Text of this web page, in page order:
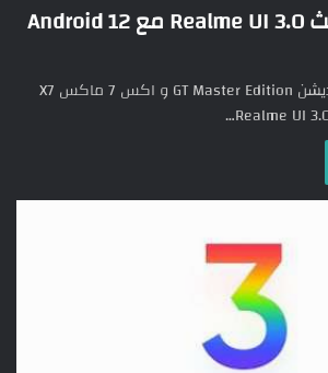
ريلمي تجلب تحديث Realme UI 3.0 مع Android 12
ريلمي جي تي ماستر ايديشن GT Master Edition و اكس 7 ماكس X7